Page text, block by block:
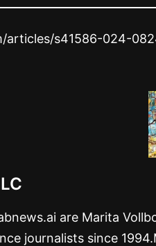
articles/s41586-024-
are Marita
journalists since